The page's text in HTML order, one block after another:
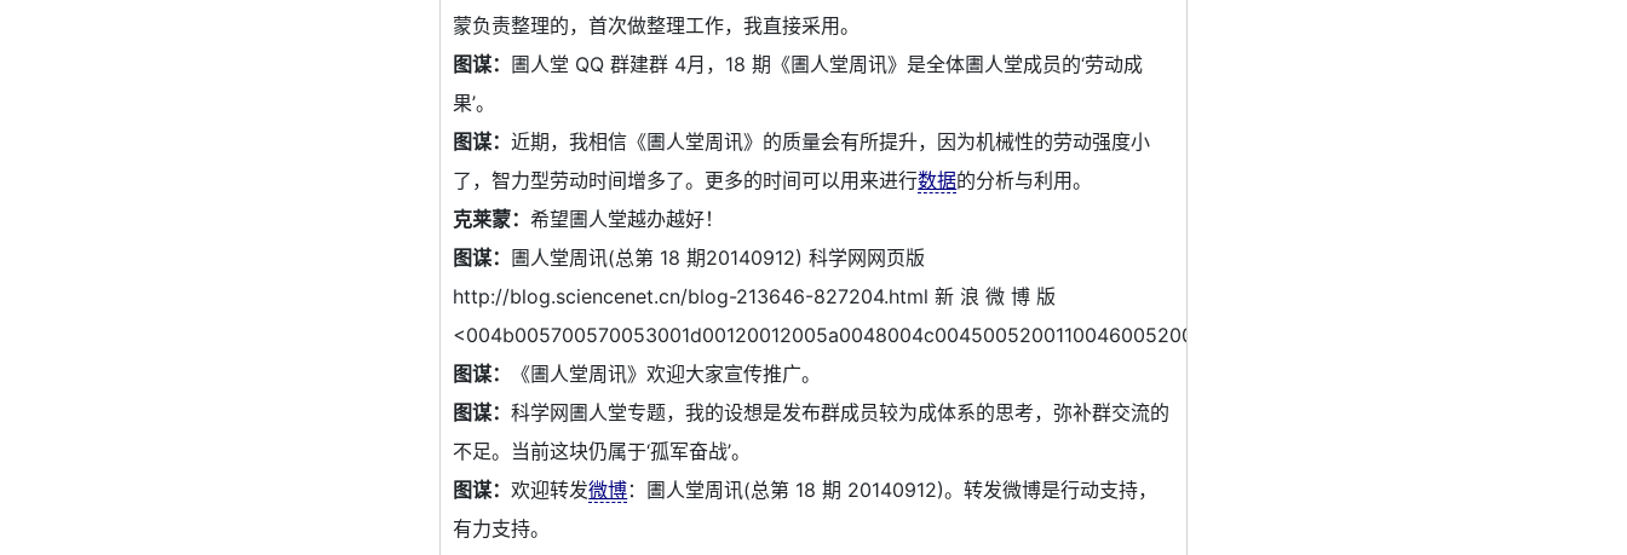
蒙负责整理的，首次做整理工作，我直接采用。
图谋： 圕人堂 QQ 群建群 4月，18 期《圕人堂周讯》是全体圕人堂成员的‘劳动成
果’。
图谋：近期，我相信《圕人堂周讯》的质量会有所提升，因为机械性的劳动强度小
了，智力型劳动时间增多了。更多的时间可以用来进行数据的分析与利用。
克莱蒙：希望圕人堂越办越好！
图谋： 圕人堂周讯(总第 18 期20140912) 科学网网页版
http://blog.sciencenet.cn/blog-213646-827204.html 新 浪 微 博 版
图谋：
《圕人堂周讯》欢迎大家宣传推广。
图谋：科学网圕人堂专题，我的设想是发布群成员较为成体系的思考，弥补群交流的
不足。当前这块仍属于‘孤军奋战’。
图谋：欢迎转发微博：圕人堂周讯(总第 18 期 20140912)。转发微博是行动支持，
有力支持。